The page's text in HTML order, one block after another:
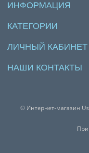
ИНФОРМАЦИЯ
КАТЕГОРИИ
ЛИЧНЫЙ КАБИНЕТ
НАШИ КОНТАКТЫ
© Интернет-магазин